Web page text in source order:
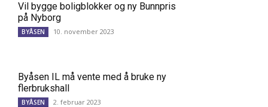
Vil bygge boligblokker og ny Bunnpris
på Nyborg
BYÅSEN 10. november 2023
Byåsen IL må vente med å bruke ny
flerbrukshall
BYÅSEN 2. februar 2023